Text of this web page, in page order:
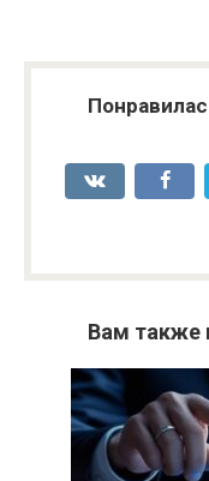
Вам также